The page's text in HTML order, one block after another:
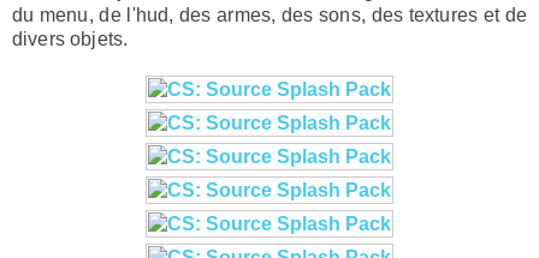
du menu, de l'hud, des armes, des sons, des textures et de
divers objets.